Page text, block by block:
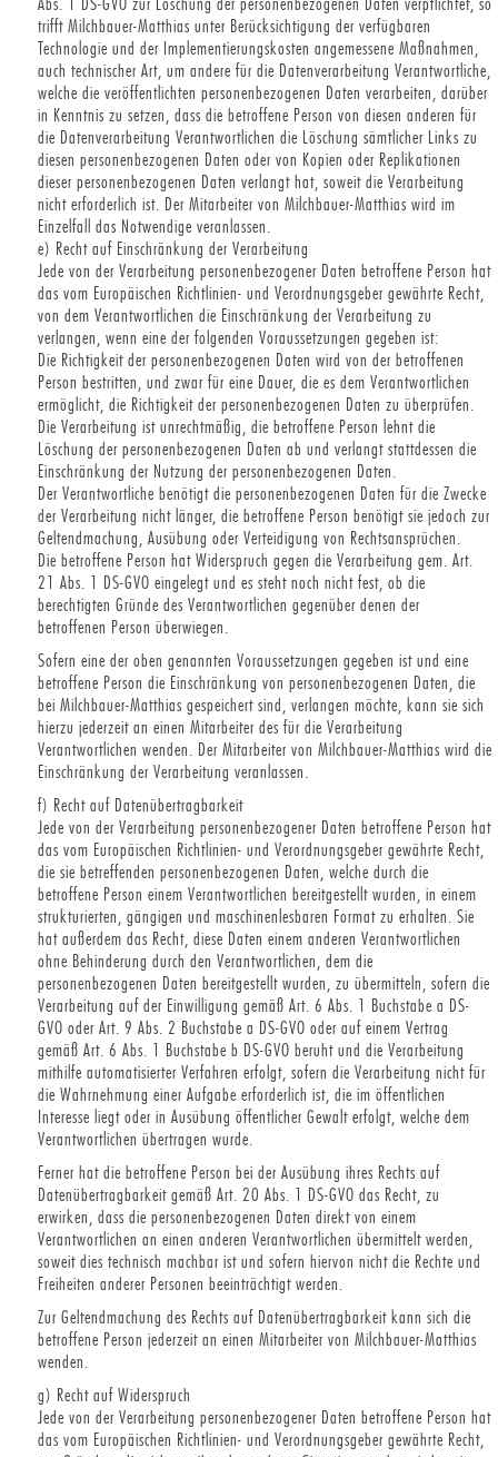
Abs. 1 DS-GVO zur Löschung der personenbezogenen Daten verpflichtet, so
trifft Milchbauer-Matthias unter Berücksichtigung der verfügbaren
Technologie und der Implementierungskosten angemessene Maßnahmen,
auch technischer Art, um andere für die Datenverarbeitung Verantwortliche,
welche die veröffentlichten personenbezogenen Daten verarbeiten, darüber
in Kenntnis zu setzen, dass die betroffene Person von diesen anderen für
die Datenverarbeitung Verantwortlichen die Löschung sämtlicher Links zu
diesen personenbezogenen Daten oder von Kopien oder Replikationen
dieser personenbezogenen Daten verlangt hat, soweit die Verarbeitung
nicht erforderlich ist. Der Mitarbeiter von Milchbauer-Matthias wird im
Einzelfall das Notwendige veranlassen.
e) Recht auf Einschränkung der Verarbeitung
Jede von der Verarbeitung personenbezogener Daten betroffene Person hat
das vom Europäischen Richtlinien- und Verordnungsgeber gewährte Recht,
von dem Verantwortlichen die Einschränkung der Verarbeitung zu
verlangen, wenn eine der folgenden Voraussetzungen gegeben ist:
Die Richtigkeit der personenbezogenen Daten wird von der betroffenen
Person bestritten, und zwar für eine Dauer, die es dem Verantwortlichen
ermöglicht, die Richtigkeit der personenbezogenen Daten zu überprüfen.
Die Verarbeitung ist unrechtmäßig, die betroffene Person lehnt die
Löschung der personenbezogenen Daten ab und verlangt stattdessen die
Einschränkung der Nutzung der personenbezogenen Daten.
Der Verantwortliche benötigt die personenbezogenen Daten für die Zwecke
der Verarbeitung nicht länger, die betroffene Person benötigt sie jedoch zur
Geltendmachung, Ausübung oder Verteidigung von Rechtsansprüchen.
Die betroffene Person hat Widerspruch gegen die Verarbeitung gem. Art.
21 Abs. 1 DS-GVO eingelegt und es steht noch nicht fest, ob die
berechtigten Gründe des Verantwortlichen gegenüber denen der
betroffenen Person überwiegen.
Sofern eine der oben genannten Voraussetzungen gegeben ist und eine
betroffene Person die Einschränkung von personenbezogenen Daten, die
bei Milchbauer-Matthias gespeichert sind, verlangen möchte, kann sie sich
hierzu jederzeit an einen Mitarbeiter des für die Verarbeitung
Verantwortlichen wenden. Der Mitarbeiter von Milchbauer-Matthias wird die
Einschränkung der Verarbeitung veranlassen.
f) Recht auf Datenübertragbarkeit
Jede von der Verarbeitung personenbezogener Daten betroffene Person hat
das vom Europäischen Richtlinien- und Verordnungsgeber gewährte Recht,
die sie betreffenden personenbezogenen Daten, welche durch die
betroffene Person einem Verantwortlichen bereitgestellt wurden, in einem
strukturierten, gängigen und maschinenlesbaren Format zu erhalten. Sie
hat außerdem das Recht, diese Daten einem anderen Verantwortlichen
ohne Behinderung durch den Verantwortlichen, dem die
personenbezogenen Daten bereitgestellt wurden, zu übermitteln, sofern die
Verarbeitung auf der Einwilligung gemäß Art. 6 Abs. 1 Buchstabe a DS-
GVO oder Art. 9 Abs. 2 Buchstabe a DS-GVO oder auf einem Vertrag
gemäß Art. 6 Abs. 1 Buchstabe b DS-GVO beruht und die Verarbeitung
mithilfe automatisierter Verfahren erfolgt, sofern die Verarbeitung nicht für
die Wahrnehmung einer Aufgabe erforderlich ist, die im öffentlichen
Interesse liegt oder in Ausübung öffentlicher Gewalt erfolgt, welche dem
Verantwortlichen übertragen wurde.
Ferner hat die betroffene Person bei der Ausübung ihres Rechts auf
Datenübertragbarkeit gemäß Art. 20 Abs. 1 DS-GVO das Recht, zu
erwirken, dass die personenbezogenen Daten direkt von einem
Verantwortlichen an einen anderen Verantwortlichen übermittelt werden,
soweit dies technisch machbar ist und sofern hiervon nicht die Rechte und
Freiheiten anderer Personen beeinträchtigt werden.
Zur Geltendmachung des Rechts auf Datenübertragbarkeit kann sich die
betroffene Person jederzeit an einen Mitarbeiter von Milchbauer-Matthias
wenden.
g) Recht auf Widerspruch
Jede von der Verarbeitung personenbezogener Daten betroffene Person hat
das vom Europäischen Richtlinien- und Verordnungsgeber gewährte Recht,